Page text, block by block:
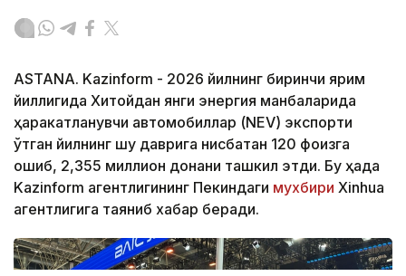
ASTANA. Kazinform - 2026 йилнинг биринчи ярим
йиллигида Хитойдан янги энергия манбаларида
ҳаракатланувчи автомобиллар (NEV) экспорти
ўтган йилнинг шу даврига нисбатан 120 фоизга
ошиб, 2,355 миллион донани ташкил этди. Бу ҳақда
Kazinform агентлигининг Пекиндаги мухбири Xinhua
агентлигига таяниб хабар беради.